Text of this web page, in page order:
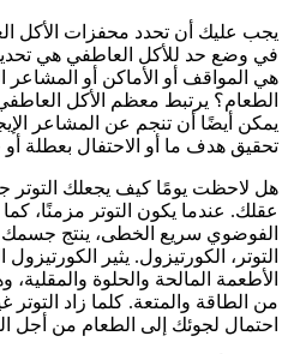
يجب عليك أن تحدد محفزات الأكل
في وضع حد للأكل العاطفي هي
هي المواقف أو الأماكن أو
الطعام؟ يرتبط معظم الأكل
يمكن أيضًا أن تنجم عن المشاعر
تحقيق هدف ما أو الاحتفال بعطلة
هل لاحظت يومًا كيف يجعلك التوتر
عقلك. عندما يكون التوتر مزمنًا، كما
الفوضوي سريع الخطى، ينتج
التوتر، الكورتيزول. يثير
الأطعمة المالحة والحلوة
من الطاقة والمتعة. كلما زاد
احتمال لجوئك إلى الطعام من أجل